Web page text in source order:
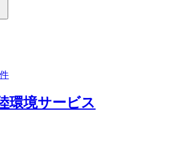
環境サービス